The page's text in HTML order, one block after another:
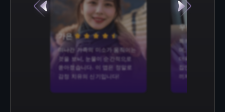
가은
떠나간 가족의 미소가 움직이는
것을 보니, 눈물이 순간적으로
쏟아졌습니다. 이 앱은 정말로
감정 치유의 신기입니다!
우빈
특히 향수와 가족
며, 오래된 사진
더욱 이야기성이
집안 어르신들까
끼지 않습니다!